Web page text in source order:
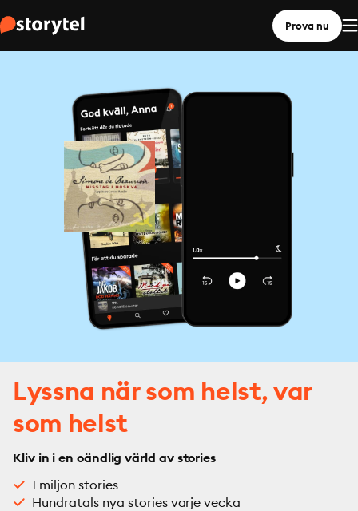
Prova nu
Lyssna när som helst, var
som helst
Kliv in i en oändlig värld av stories
1 miljon stories
Hundratals nya stories varje vecka